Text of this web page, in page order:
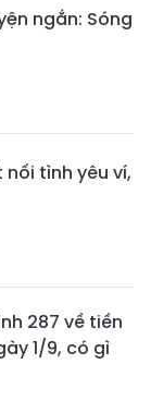
ngắn: Sóng
nối tình yêu ví,
287 về tiền
1/9, có gì